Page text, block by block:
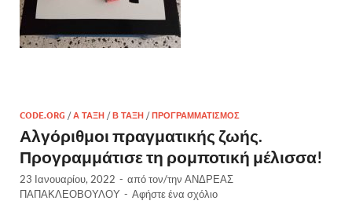
CODE.ORG /Α ΤΆΞΗ /Β ΤΆΞΗ /ΠΡΟΓΡΑΜΜΑΤΙΣΜΌΣ
Αλγόριθμοι πραγματικής ζωής.
Προγραμμάτισε τη ρομποτική μέλισσα!
23 Ιανουαρίου, 2022 - από τον/την ΑΝΔΡΕΑΣ
ΠΑΠΑΚΛΕΟΒΟΥΛΟΥ - Αφήστε ένα σχόλιο